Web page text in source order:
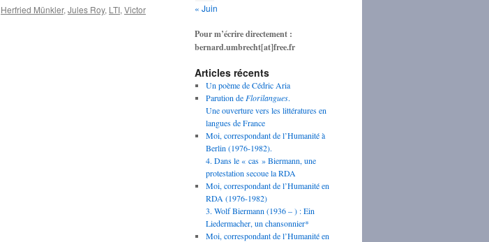
Herfried Münkler, Jules Roy, LTI, Victor
« Juin
Pour m’écrire directement :
bernard.umbrecht[at]free.fr
Articles récents
Un poème de Cédric Aria
Parution de Florilangues.
Une ouverture vers les littératures en
langues de France
Moi, correspondant de l’Humanité à
Berlin (1976-1982).
4. Dans le « cas » Biermann, une
protestation secoue la RDA
Moi, correspondant de l’Humanité en
RDA (1976-1982)
3. Wolf Biermann (1936 – ) : Ein
Liedermacher, un chansonnier*
Moi, correspondant de l’Humanité en